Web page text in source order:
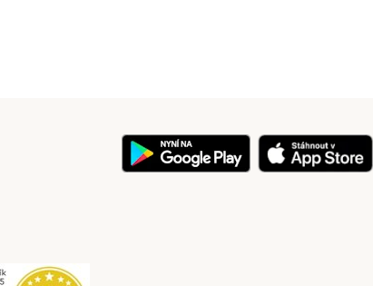
Security